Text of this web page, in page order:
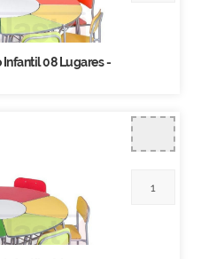
08 Lugares -